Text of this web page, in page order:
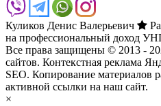
Куликов Денис Валерьевич
на профессиональный доход
Все права защищены © 2013 -
сайтов. Контекстная реклама
SEO. Копирование материалов
активной ссылки на наш сайт.
×